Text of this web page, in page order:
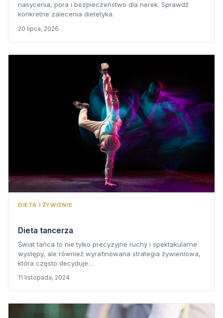
nasycenia, pora i bezpieczeństwo dla nerek. Sprawdź
konkretne zalecenia dietetyka.
20 lipca, 2026
DIETA I ŻYWIENIE
Dieta tancerza
Świat tańca to nie tylko precyzyjne ruchy i spektakularne
występy, ale również wyrafinowana strategia żywieniowa,
która często decyduje…
11 listopada, 2024